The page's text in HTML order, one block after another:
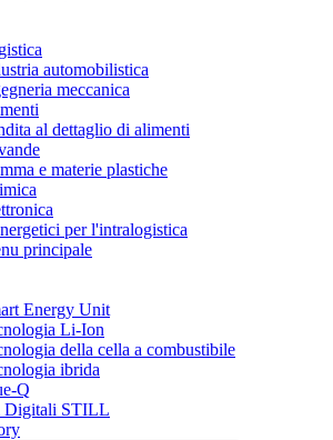
automobilistica
meccanica
al dettaglio di alimenti
e materie plastiche
per l'intralogistica
principale
Energy Unit
Li-Ion
della cella a combustibile
ibrida
Q
Digitali STILL